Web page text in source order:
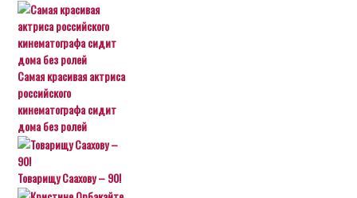
Самая красивая актриса
российского
кинематографа сидит
дома без ролей
Товарищу Саахову – 90!